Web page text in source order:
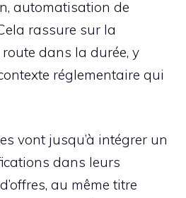
automatisation de
rassure sur la
dans la durée, y
réglementaire qui
vont jusqu’à intégrer un
dans leurs
au même titre